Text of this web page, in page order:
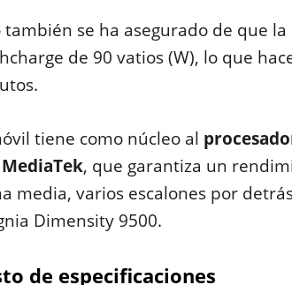
también se ha asegurado de que
de 90 vatios (W), lo que
tiene como núcleo al
, que garantiza un
media, varios escalones por
Dimensity 9500.
de especificaciones